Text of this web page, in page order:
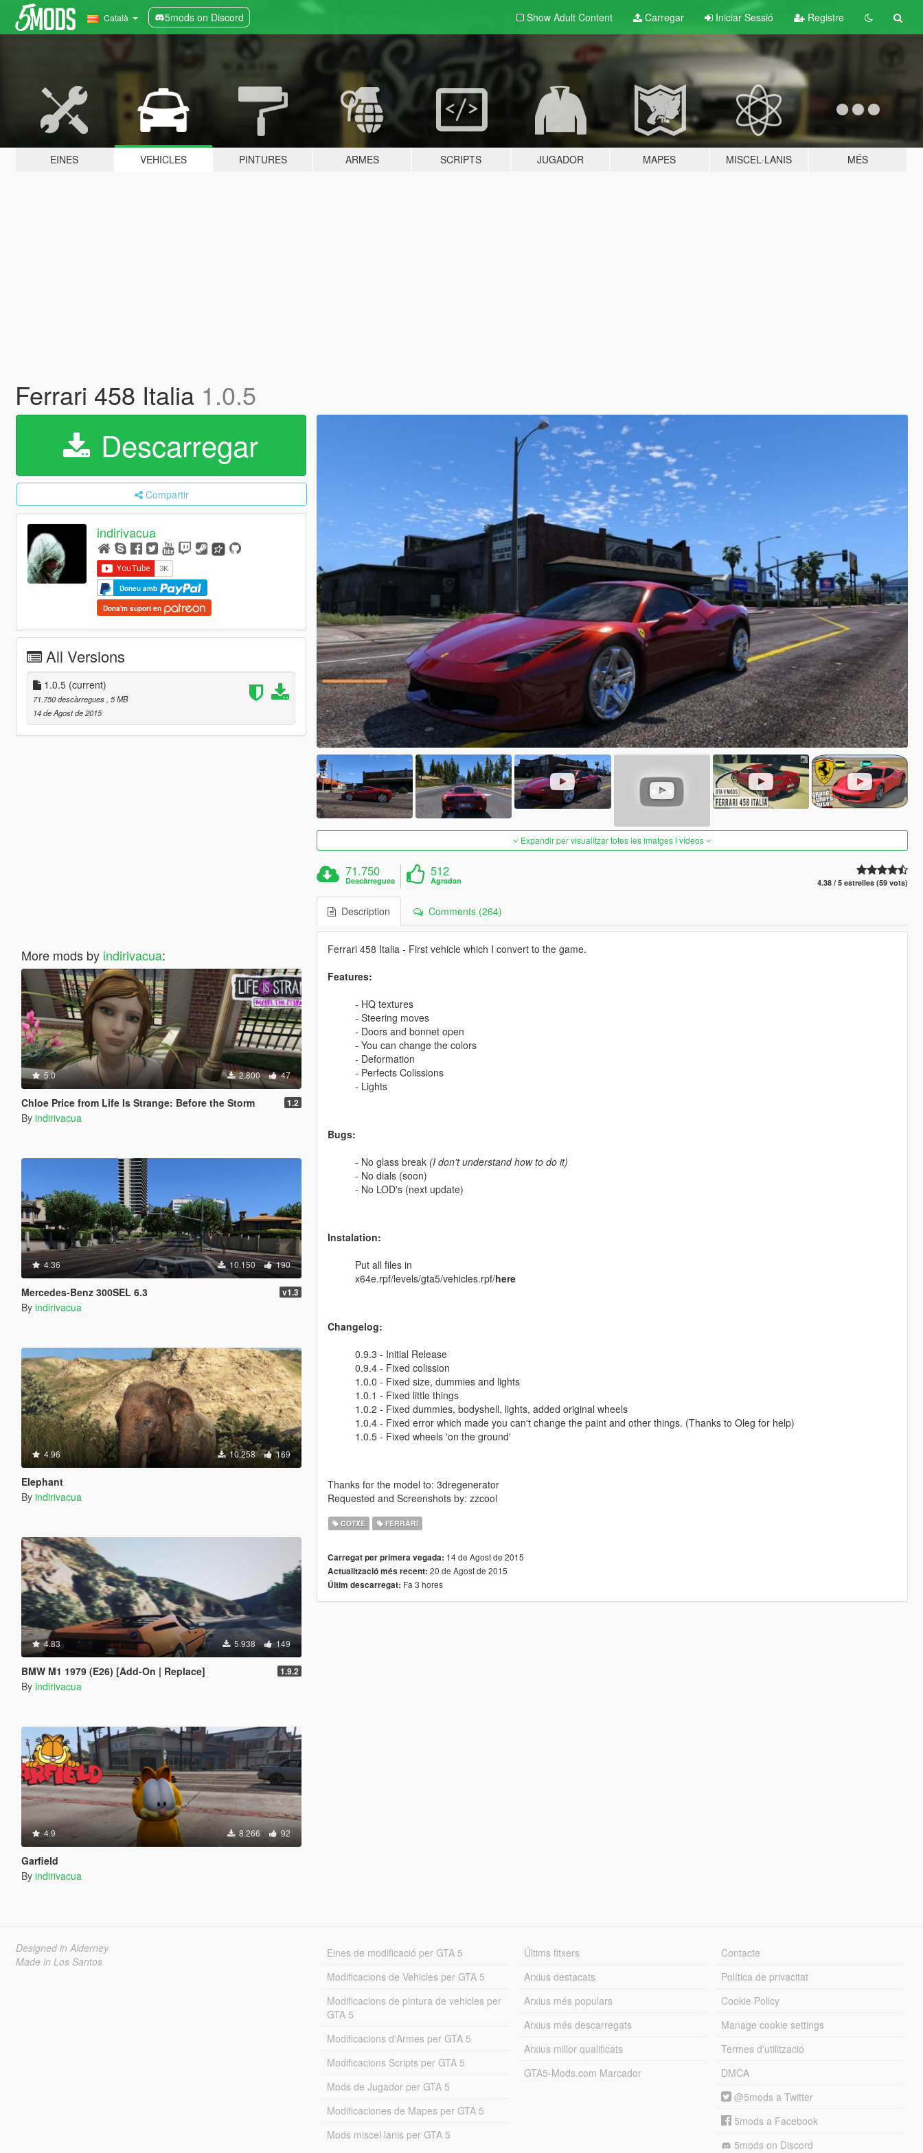
Català 5mods on Discord Show Adult Content Carregar Iniciar Sessió Registre
EINES VEHICLES PINTURES ARMES SCRIPTS JUGADOR MAPES MISCEL·LANIS MÉS
Ferrari 458 Italia 1.0.5
Descarregar
Compartir
indirivacua
Doneu amb
Dona'm suport en
All Versions
1.0.5 (current)
71.750 descàrregues , 5 MB
14 de Agost de 2015
More mods by indirivacua:
5.0 2.800 47
Chloe Price from Life Is Strange: Before the Storm 1.2
By indirivacua
4.36 10.150 190
Mercedes-Benz 300SEL 6.3 v1.3
By indirivacua
4.96 10.258 169
Elephant
By indirivacua
4.83 5.938 149
BMW M1 1979 (E26) [Add-On | Replace] 1.9.2
By indirivacua
4.9 8.266 92
Garfield
By indirivacua
Expandir per visualitzar totes les imatges i vídeos
71.750
Descàrregues
512
Agradan 4.38 / 5 estrelles (59 vots)
Description Comments (264)
Ferrari 458 Italia - First vehicle which I convert to the game.
Features:
- HQ textures
- Steering moves
- Doors and bonnet open
- You can change the colors
- Deformation
- Perfects Colissions
- Lights
Bugs:
- No glass break (I don't understand how to do it)
- No dials (soon)
- No LOD's (next update)
Instalation:
Put all files in
x64e.rpf/levels/gta5/vehicles.rpf/here
Changelog:
0.9.3 - Initial Release
0.9.4 - Fixed colission
1.0.0 - Fixed size, dummies and lights
1.0.1 - Fixed little things
1.0.2 - Fixed dummies, bodyshell, lights, added original wheels
1.0.4 - Fixed error which made you can't change the paint and other things. (Thanks to Oleg for help)
1.0.5 - Fixed wheels 'on the ground'
Thanks for the model to: 3dregenerator
Requested and Screenshots by: zzcool
COTXE FERRARI
Carregat per primera vegada: 14 de Agost de 2015
Actualització més recent: 20 de Agost de 2015
Últim descarregat: Fa 3 hores
Designed in Alderney
Made in Los Santos
Eines de modificació per GTA 5
Modificacions de Vehicles per GTA 5
Modificacions de pintura de vehicles per
GTA 5
Modificacions d'Armes per GTA 5
Modificacions Scripts per GTA 5
Mods de Jugador per GTA 5
Modificaciones de Mapes per GTA 5
Mods miscel·lanis per GTA 5
Últims fitxers
Arxius destacats
Arxius més populars
Arxius més descarregats
Arxius millor qualificats
GTA5-Mods.com Marcador
Contacte
Política de privacitat
Cookie Policy
Manage cookie settings
Termes d'utilització
DMCA
@5mods a Twitter
5mods a Facebook
5mods on Discord